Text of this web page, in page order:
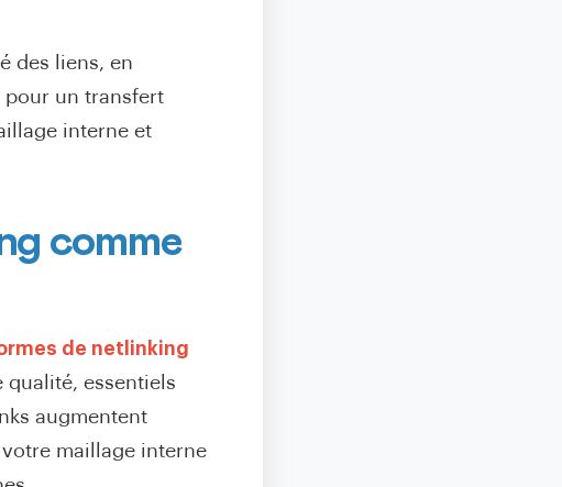
des liens, en
pour un transfert
interne et
comme
de netlinking
qualité, essentiels
augmentent
maillage interne